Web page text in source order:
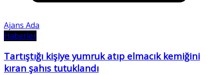
Ajans Ada
Haberler
Tartıştığı kişiye yumruk atıp elmacık kemiğini
kıran şahıs tutuklandı